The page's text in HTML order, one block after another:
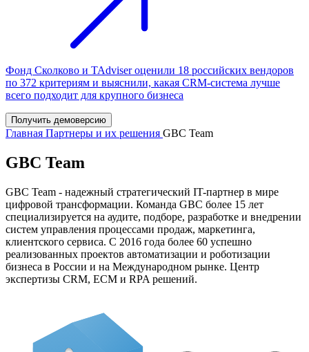
Фонд Сколково и TAdviser оценили 18 российских вендоров
по 372 критериям и выяснили, какая CRM-система лучше
всего подходит для крупного бизнеса
Получить демоверсию
Главная Партнеры и их решения GBC Team
GBC Team
GBC Team - надежный стратегический IT-партнер в мире
цифровой трансформации. Команда GBC более 15 лет
специализируется на аудите, подборе, разработке и внедрении
систем управления процессами продаж, маркетинга,
клиентского сервиса. С 2016 года более 60 успешно
реализованных проектов автоматизации и роботизации
бизнеса в России и на Международном рынке. Центр
экспертизы CRM, ECM и RPA решений.